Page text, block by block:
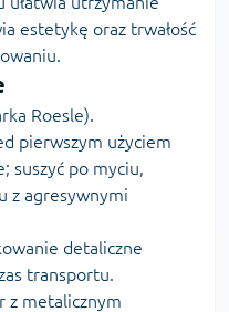
estetykę oraz trwałość
Roesle).
pierwszym użyciem
suszyć po myciu,
z agresywnymi
detaliczne
transportu.
z metalicznym